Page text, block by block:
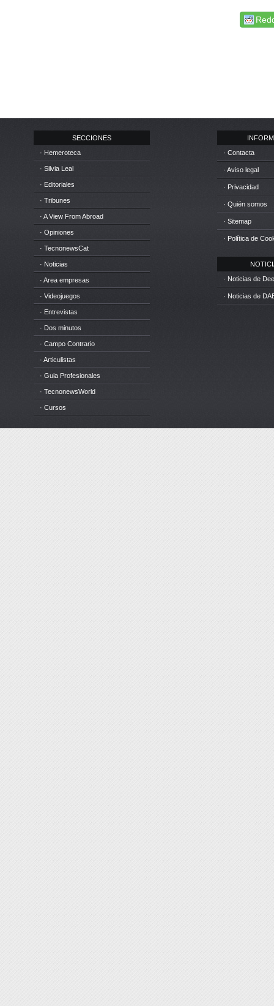
SECCIONES
· Hemeroteca
· Silvia Leal
· Editoriales
· Tribunes
· A View From Abroad
· Opiniones
· TecnonewsCat
· Noticias
· Area empresas
· Videojuegos
· Entrevistas
· Dos minutos
· Campo Contrario
· Articulistas
· Guia Profesionales
· TecnonewsWorld
· Cursos
· Contacta
· Aviso legal
· Privacidad
· Quién somos
· Sitemap
· Política de
· Noticias de
· Noticias de